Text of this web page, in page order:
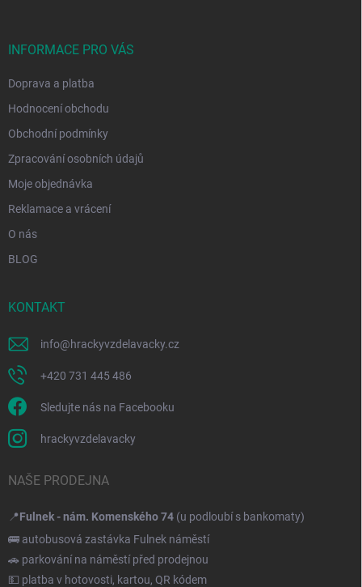
INFORMACE PRO VÁS
Doprava a platba
Hodnocení obchodu
Obchodní podmínky
Zpracování osobních údajů
Moje objednávka
Reklamace a vrácení
O nás
BLOG
KONTAKT
info@hrackyvzdelavacky.cz
+420 731 445 486
Sledujte nás na Facebooku
hrackyvzdelavacky
NAŠE PRODEJNA
📍Fulnek - nám. Komenského 74 (u podloubí s bankomaty)
🚌 autobusová zastávka Fulnek náměstí
🚗 parkování na náměstí před prodejnou
💵 platba v hotovosti, kartou, QR kódem